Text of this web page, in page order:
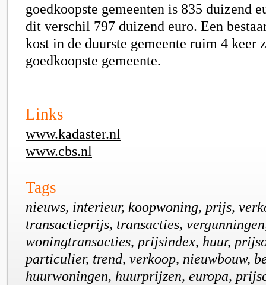
goedkoopste gemeenten is 835 duizend
dit verschil 797 duizend euro. Een
kost in de duurste gemeente ruim 4 keer
goedkoopste gemeente.
Links
www.kadaster.nl
www.cbs.nl
Tags
nieuws, interieur, koopwoning, prijs,
transactieprijs, transacties,
woningtransacties, prijsindex, huur,
particulier, trend, verkoop, nieuwbouw,
huurwoningen, huurprijzen, europa,